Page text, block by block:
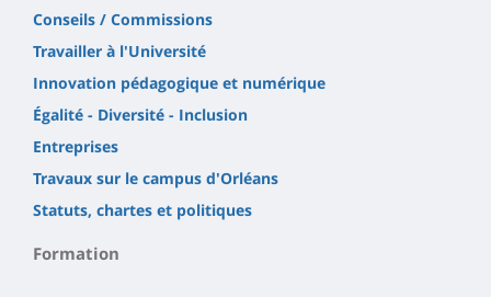
Conseils / Commissions
Travailler à l'Université
Innovation pédagogique et numérique
Égalité - Diversité - Inclusion
Entreprises
Travaux sur le campus d'Orléans
Statuts, chartes et politiques
Formation